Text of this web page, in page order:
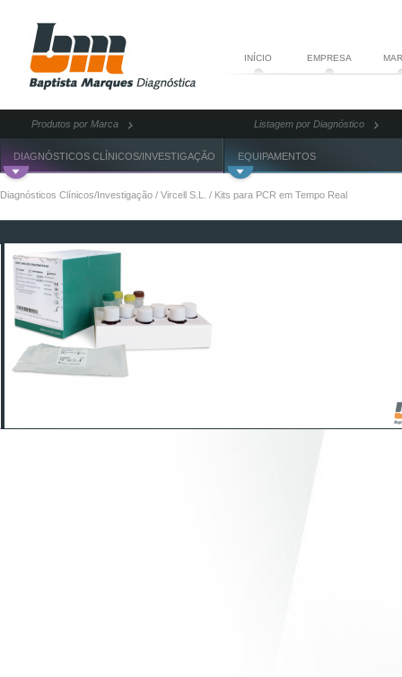
INÍCIO EMPRESA
Produtos por Marca Listagem por Diagnóstico
DIAGNÓSTICOS CLÍNICOS/INVESTIGAÇÃO EQUIPAMENTOS
Diagnósticos Clínicos/Investigação / Vircell S.L. / Kits para PCR em Tempo Real